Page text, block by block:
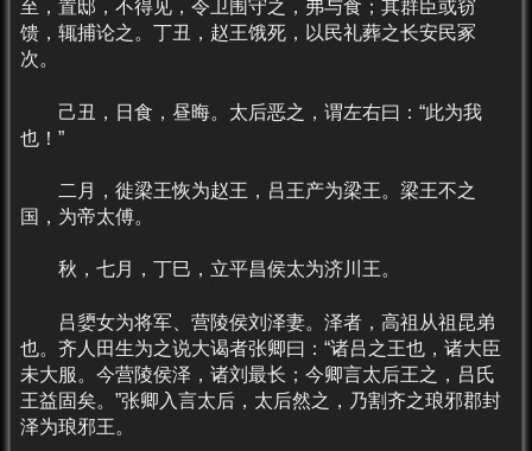
至，置邸，不得见，令卫围守之，弗与食；其群臣或窃
馈，辄捕论之。丁丑，赵王饿死，以民礼葬之长安民冢
次。
己丑，日食，昼晦。太后恶之，谓左右曰：“此为我
也！”
二月，徙梁王恢为赵王，吕王产为梁王。梁王不之
国，为帝太傅。
秋，七月，丁巳，立平昌侯太为济川王。
吕嬃女为将军、营陵侯刘泽妻。泽者，高祖从祖昆弟
也。齐人田生为之说大谒者张卿曰：“诸吕之王也，诸大臣
未大服。今营陵侯泽，诸刘最长；今卿言太后王之，吕氏
王益固矣。”张卿入言太后，太后然之，乃割齐之琅邪郡封
泽为琅邪王。